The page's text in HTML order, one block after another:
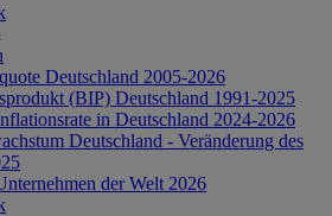
Deutschland 2005-2026
(BIP) Deutschland 1991-2025
in Deutschland 2024-2026
Deutschland - Veränderung des
der Welt 2026